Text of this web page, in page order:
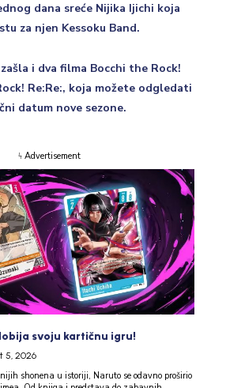
dana sreće Nijika Ijichi koja
za njen Kessoku Band.
i dva filma Bocchi the Rock!
Re:Re:, koja možete odgledati
datum nove sezone.
ϟ Advertisement
svoju kartičnu igru!
5, 2026
shonena u istoriji, Naruto se odavno proširio